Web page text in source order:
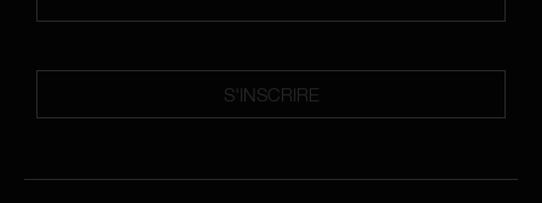
S'INSCRIRE